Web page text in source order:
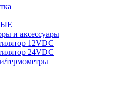
и аксессуары
12VDC
24VDC
термометры